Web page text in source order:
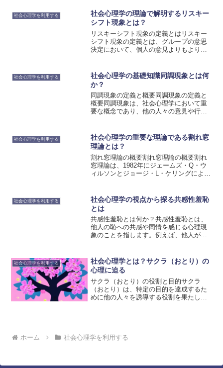
考の欠如、排他性、統制的な環境、洗脳
などが挙げられます。これ...
社会心理学を利用する
社会心理学の理論で解明するリスキー
シフト現象とは？
リスキーシフト現象の定義とはリスキー
シフト現象の定義とは、グループの意思
決定において、個人の意見よりもよりリ
く研究されており、グループダイナミク
スや意思決定のプロセスに関...
社会心理学を利用する
社会心理学の基礎知識同調現象とは何
か？
同調現象の定義と概要同調現象の定義と
概要同調現象は、社会心理学において重
要な概念であり、他の人々の意見や行動
ち、集団内での一致や統一を促進する一
方で、個人の独自性や創造性...
社会心理学を利用する
社会心理学の重要な理論である割れ窓
理論とは？
割れ窓理論の概要割れ窓理論の概要割れ
窓理論は、1982年にジェームズ・Q・ウ
ィルソンとジョージ・L・ケリングによっ
題から始まり、放置されることで悪化す
るという考えに基づ...
社会心理学を利用する
社会心理学の視点から探る共感性羞恥
とは
共感性羞恥とは何か？共感性羞恥とは、
他人の恥への共感や同情を感じる心理現
象のことを指します。例えば、他人が公
ずかしさを感じることです。共感性羞恥
は、他人の感情や経験に対...
社会心理学を利用する
社会心理学とは？サクラ（おとり）の
心理に迫る
サクラ（おとり）の役割と目的サクラ
（おとり）は、特定の目的を達成するた
めに他の人々を誘導する役割を果たしま
ホーム
社会心理学を利用する